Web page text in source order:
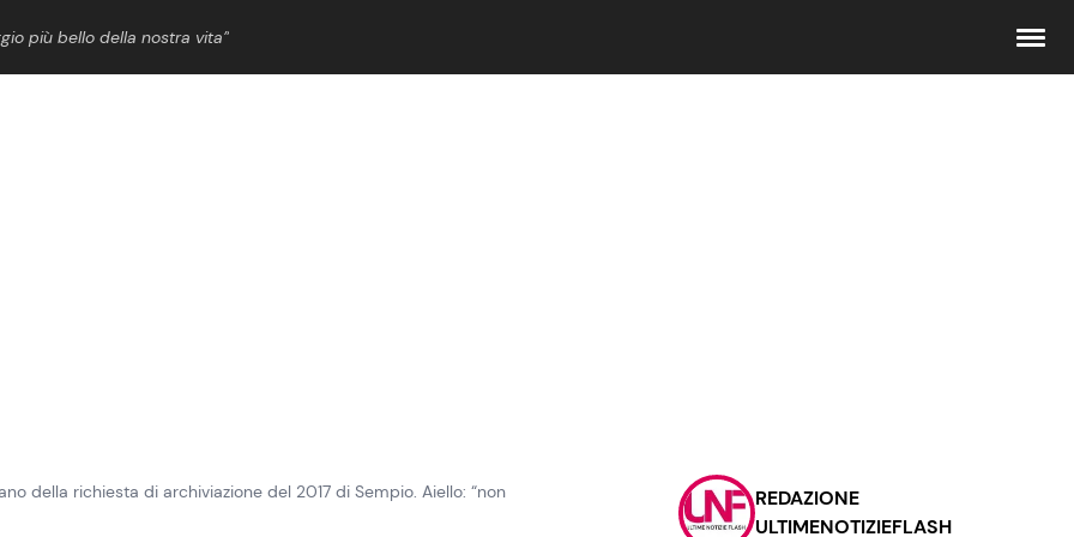
più bello della nostra vita”
Contattaci
Pubblicità
della richiesta di archiviazione del 2017 di Sempio. Aiello: “non
REDAZIONE
ULTIMENOTIZIEFLASH